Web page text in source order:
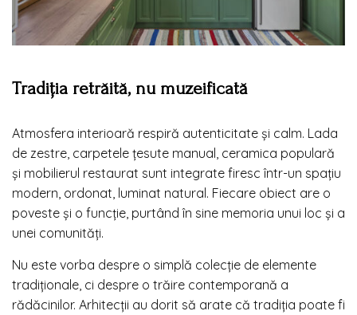
Tradiția retrăită, nu muzeificată
Atmosfera interioară respiră autenticitate și calm. Lada
de zestre, carpetele țesute manual, ceramica populară
și mobilierul restaurat sunt integrate firesc într-un spațiu
modern, ordonat, luminat natural. Fiecare obiect are o
poveste și o funcție, purtând în sine memoria unui loc și a
unei comunități.
Nu este vorba despre o simplă colecție de elemente
tradiționale, ci despre o trăire contemporană a
rădăcinilor. Arhitecții au dorit să arate că tradiția poate fi